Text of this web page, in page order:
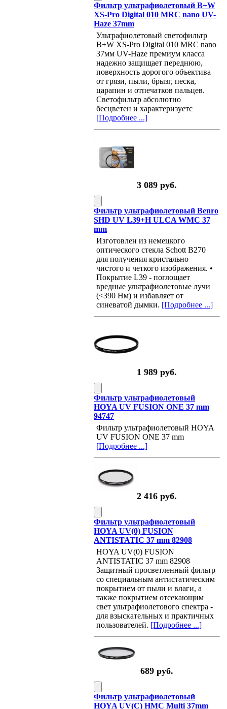
Фильтр ультрафиолетовый B+W
XS-Pro Digital 010 MRC nano UV-
Haze 37mm
Ультрафиолетовый светофильтр
B+W XS-Pro Digital 010 MRC nano
37мм UV-Haze премиум класса
надежно защищает переднюю,
поверхность дорогого объектива
от грязи, пыли, брызг, песка,
царапин и отпечатков пальцев.
Светофильтр абсолютно
бесцветен и характеризуетс
[Подробнее ...]
3 089 руб.
Фильтр ультрафиолетовый Benro
SHD UV L39+H ULCA WMC 37
mm
Изготовлен из немецкого
оптического стекла Schott B270
для получения кристально
чистого и четкого изображения. •
Покрытие L39 - поглощает
вредные ультрафиолетовые лучи
(<390 Нм) и избавляет от
синеватой дымки. [Подробнее ...]
1 989 руб.
Фильтр ультрафиолетовый
HOYA UV FUSION ONE 37 mm
94747
Фильтр ультрафиолетовый HOYA
UV FUSION ONE 37 mm
[Подробнее ...]
2 416 руб.
Фильтр ультрафиолетовый
HOYA UV(0) FUSION
ANTISTATIC 37 mm 82908
HOYA UV(0) FUSION
ANTISTATIC 37 mm 82908
Защитный просветленный фильтр
со специальным антистатическим
покрытием от пыли и влаги, а
также покрытием отсекающим
свет ультрафиолетового спектра -
для взыскательных и практичных
пользователей. [Подробнее ...]
689 руб.
Фильтр ультрафиолетовый
HOYA UV(C) HMC Multi 37mm